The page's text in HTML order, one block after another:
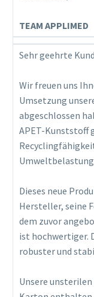
TEAM APPLIMED
Sehr geehrte
Wir freuen uns
Umsetzung
abgeschlossen
APET-Kunststoff
Dieses neue
Hersteller, seine
dem zuvor
ist hochwertiger.
robuster und
Unsere unsterilen